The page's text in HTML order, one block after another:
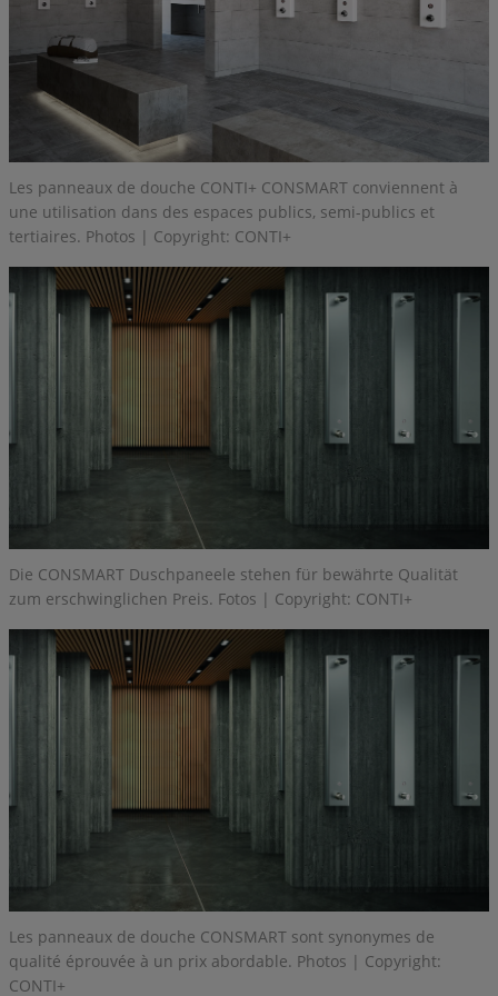
Les panneaux de douche CONTI+ CONSMART conviennent à
une utilisation dans des espaces publics, semi-publics et
tertiaires. Photos | Copyright: CONTI+
Die CONSMART Duschpaneele stehen für bewährte Qualität
zum erschwinglichen Preis. Fotos | Copyright: CONTI+
Les panneaux de douche CONSMART sont synonymes de
qualité éprouvée à un prix abordable. Photos | Copyright:
CONTI+